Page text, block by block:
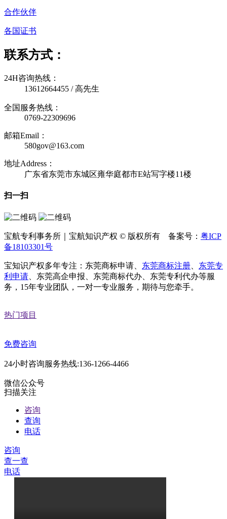
合作伙伴
各国证书
联系方式：
24H咨询热线：
13612664455 / 高先生
全国服务热线：
0769-22309696
邮箱Email：
580gov@163.com
地址Address：
广东省东莞市东城区雍华庭都市E站写字楼11楼
扫一扫
宝航专利事务所｜宝航知识产权 © 版权所有 备案号： 粤ICP
备18103301号
宝知识产权多年专注：东莞商标申请、 东莞商标注册
东莞专
利申请 、东莞高企申报、东莞商标代办、东莞专利代办等服
务，15年专业团队，一对一专业服务，期待与您牵手。
热门项目
免费咨询
24小时咨询服务热线:136-1266-4466
微信公众号
扫描关注
咨询
查询
电话
咨询
查一查
电话